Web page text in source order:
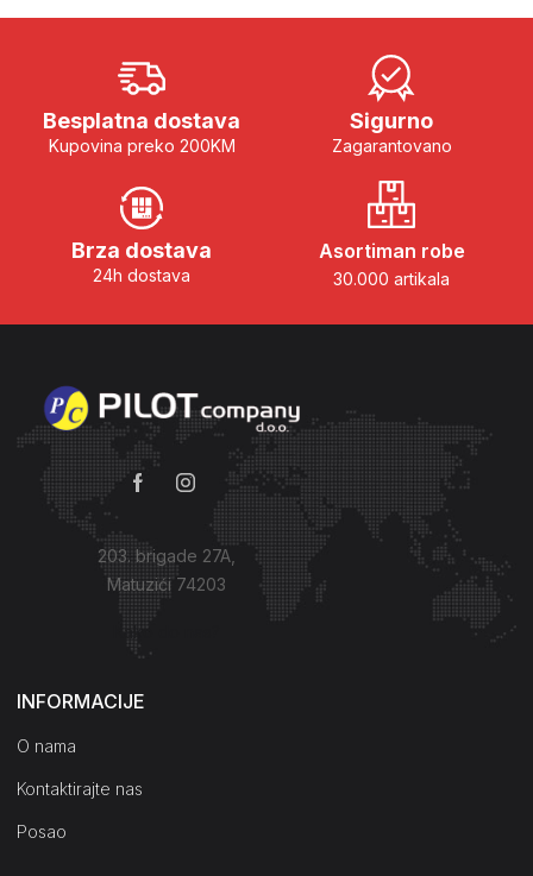
Besplatna dostava
Kupovina preko 200KM
Sigurno
Zagarantovano
Brza dostava
24h dostava
Asortiman robe
30.000 artikala
203. brigade 27A,
Matuzići 74203
Kako do nas?
INFORMACIJE
O nama
Kontaktirajte nas
Posao